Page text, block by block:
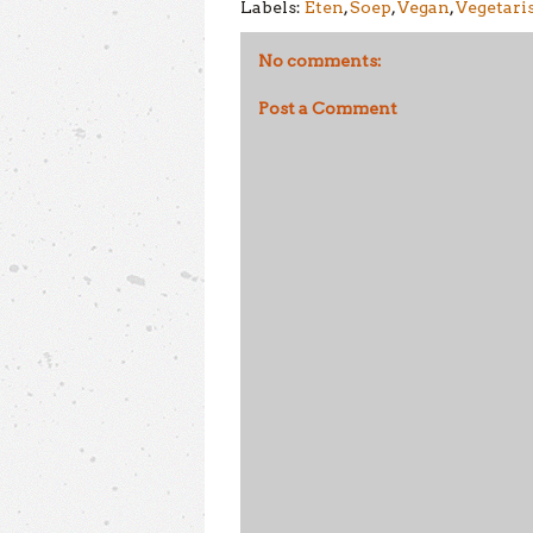
Labels: Eten,Soep,Vegan,
No comments:
Post a Comment